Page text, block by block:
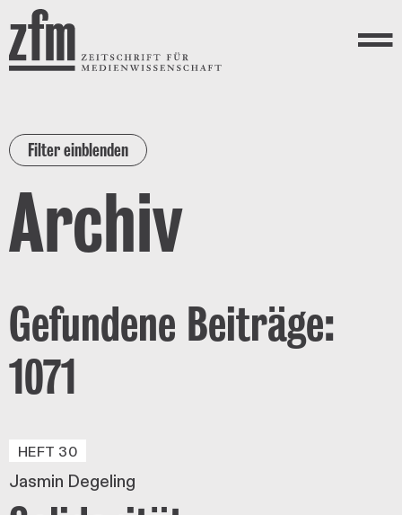
Direkt zum Inhalt
ZEITSCHRIFT FÜR
MEDIENWISSENSCHAFT
Menü
Filter einblenden
Archiv
Gefundene Beiträge:
1071
HEFT 30
Jasmin Degeling